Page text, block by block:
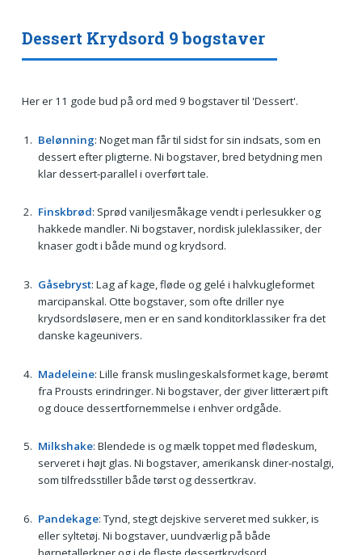
Dessert Krydsord 9 bogstaver
Her er 11 gode bud på ord med 9 bogstaver til 'Dessert'.
Belønning: Noget man får til sidst for sin indsats, som en
dessert efter pligterne. Ni bogstaver, bred betydning men
klar dessert-parallel i overført tale.
Finskbrød: Sprød vaniljesmåkage vendt i perlesukker og
hakkede mandler. Ni bogstaver, nordisk juleklassiker, der
knaser godt i både mund og krydsord.
Gåsebryst: Lag af kage, fløde og gelé i halvkugleformet
marcipanskal. Otte bogstaver, som ofte driller nye
krydsordsløsere, men er en sand konditorklassiker fra det
danske kageunivers.
Madeleine: Lille fransk muslingeskalsformet kage, berømt
fra Prousts erindringer. Ni bogstaver, der giver litterært pift
og douce dessertfornemmelse i enhver ordgåde.
Milkshake: Blendede is og mælk toppet med flødeskum,
serveret i højt glas. Ni bogstaver, amerikansk diner-nostalgi,
som tilfredsstiller både tørst og dessertkrav.
Pandekage: Tynd, stegt dejskive serveret med sukker, is
eller syltetøj. Ni bogstaver, uundværlig på både